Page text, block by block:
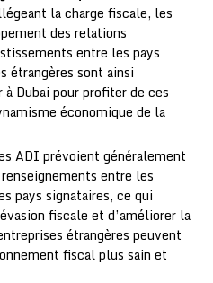
la charge fiscale, les
des relations
entre les pays
étrangères sont ainsi
Dubai pour profiter de ces
économique de la
ADI prévoient généralement
entre les
pays signataires, ce qui
fiscale et d’améliorer la
étrangères peuvent
fiscal plus sain et